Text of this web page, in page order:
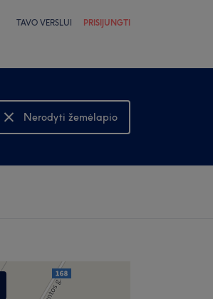
TAVO VERSLUI PRISIJUNGTI
Nerodyti žemėlapio
Rodyti žemėlapį